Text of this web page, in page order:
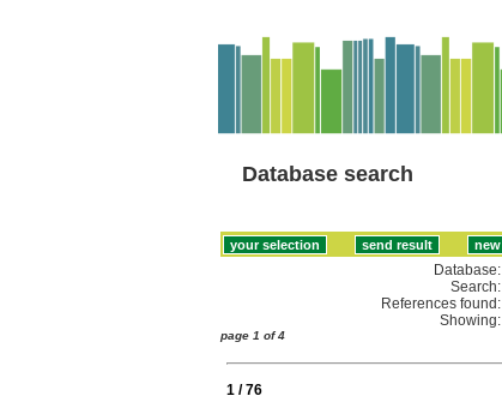
Database search
Database:
Search:
References found:
Showing:
page 1 of 4
1 / 76